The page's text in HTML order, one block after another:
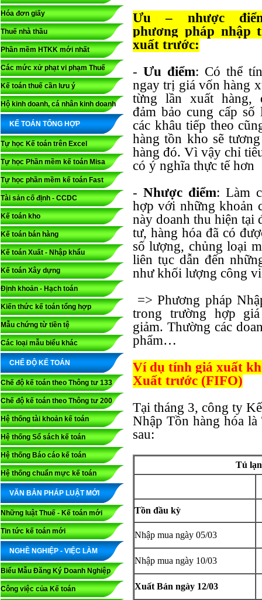
Hóa đơn giấy
Thuế nhà thầu
Phần mềm HTKK mới nhất
Các mức xử phạt vi phạm Thuế
Kế toán thuế cần lưu ý
Hộ kinh doanh, cá nhân kinh doanh
KẾ TOÁN TỔNG HỢP
Tự học Kế toán trên Excel
Tự học Phần mềm kế toán Misa
Tự học phần mềm kế toán Fast
Tài sản cố định - CCDC
Kế toán kho
Kế toán bán hàng
Kế toán Xuất - Nhập khẩu
Kế toán Xây dựng
Định khoản - Hạch toán
Kiến thức kế toán tổng hợp
Mẫu chứng từ tiền tệ
Các loại mẫu biểu khác
CHẾ ĐỘ KẾ TOÁN
Chế độ kế toán theo Thông tư 133
Chế độ kế toán theo Thông tư 200
Hệ thống tài khoản kế toán
Hệ thống Sổ sách kế toán
Hệ thống Báo cáo kế toán
Hệ thống chuẩn mực kế toán
VĂN BẢN PHÁP LUẬT MỚI
Những luật Thuế - Kế toán mới
Tin tức kế toán mới
NGHỀ NGHIỆP - VIỆC LÀM
Biểu Mẫu Đăng Ký Doanh Nghiệp
Công việc của Kế toán
Ưu – nhược
phương pháp nhập
xuất trước:
- Ưu điểm: Có thể
ngay trị giá vốn hàng
từng lần xuất hàng,
đảm bảo cung cấp
các khâu tiếp theo
hàng tồn kho sẽ
hàng đó. Vì vậy chỉ
có ý nghĩa thực tế hơn
- Nhược điểm: Làm
hợp với những khoản
này doanh thu hiện tại
tư, hàng hóa đã có
số lượng, chủng loại
liên tục dẫn đến
như khối lượng công
=> Phương pháp
trong trường hợp
giảm. Thường các
phẩm…
Ví dụ tính giá xuất
Xuất trước (FIFO)
Tại tháng 3, công ty
Nhập Tồn hàng hóa
sau:
Tủ
Tồn đầu kỳ
Nhập mua ngày 05/03
Nhập mua ngày 10/03
Xuất Bán ngày 12/03